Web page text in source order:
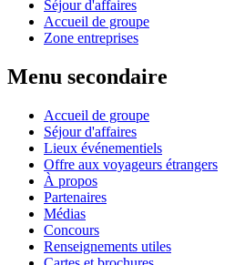
Séjour d'affaires
Accueil de groupe
Zone entreprises
Menu secondaire
Accueil de groupe
Séjour d'affaires
Lieux événementiels
Offre aux voyageurs étrangers
À propos
Partenaires
Médias
Concours
Renseignements utiles